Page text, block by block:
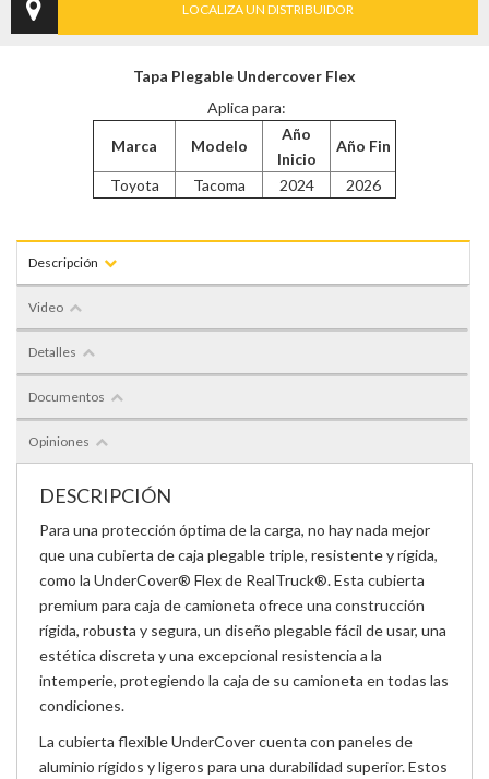
LOCALIZA UN DISTRIBUIDOR
Tapa Plegable Undercover Flex
Aplica para:
Marca Modelo
Año
Inicio
Año Fin
Toyota Tacoma 2024 2026
Descripción
Video
Detalles
Documentos
Opiniones
DESCRIPCIÓN
Para una protección óptima de la carga, no hay nada mejor
que una cubierta de caja plegable triple, resistente y rígida,
como la UnderCover® Flex de RealTruck®. Esta cubierta
premium para caja de camioneta ofrece una construcción
rígida, robusta y segura, un diseño plegable fácil de usar, una
estética discreta y una excepcional resistencia a la
intemperie, protegiendo la caja de su camioneta en todas las
condiciones.
La cubierta flexible UnderCover cuenta con paneles de
aluminio rígidos y ligeros para una durabilidad superior. Estos